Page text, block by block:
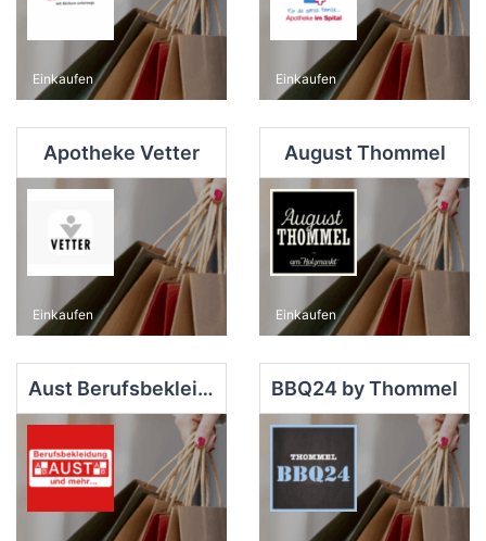
Einkaufen Einkaufen
Apotheke Vetter
Einkaufen
August Thommel
Einkaufen
Aust Berufsbekleidung BBQ24 by Thommel